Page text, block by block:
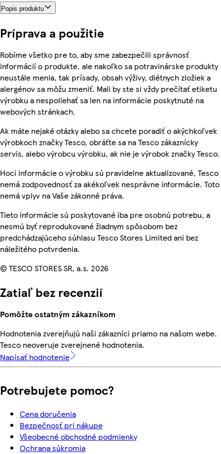
Popis produktu
Príprava a použitie
Robíme všetko pre to, aby sme zabezpečili správnosť
informácií o produkte, ale nakoľko sa potravinárske produkty
neustále menia, tak prísady, obsah výživy, diétnych zložiek a
alergénov sa môžu zmeniť. Mali by ste si vždy prečítať etiketu
výrobku a nespoliehať sa len na informácie poskytnuté na
webových stránkach.
Ak máte nejaké otázky alebo sa chcete poradiť o akýchkoľvek
výrobkoch značky Tesco, obráťte sa na Tesco zákaznícky
servis, alebo výrobcu výrobku, ak nie je výrobok značky Tesco.
Hoci informácie o výrobku sú pravidelne aktualizované, Tesco
nemá zodpovednosť za akékoľvek nesprávne informácie. Toto
nemá vplyv na Vaše zákonné práva.
Tieto informácie sú poskytované iba pre osobnú potrebu, a
nesmú byť reprodukované žiadnym spôsobom bez
predchádzajúceho súhlasu Tesco Stores Limited ani bez
náležitého potvrdenia.
© TESCO STORES SR, a.s. 2026
Zatiaľ bez recenzií
Pomôžte ostatným zákazníkom
Hodnotenia zverejňujú naši zákazníci priamo na našom webe.
Tesco neoveruje zverejnené hodnotenia.
Napísať hodnotenie
Potrebujete pomoc?
Cena doručenia
Bezpečnosť pri nákupe
Všeobecné obchodné podmienky
Ochrana súkromia